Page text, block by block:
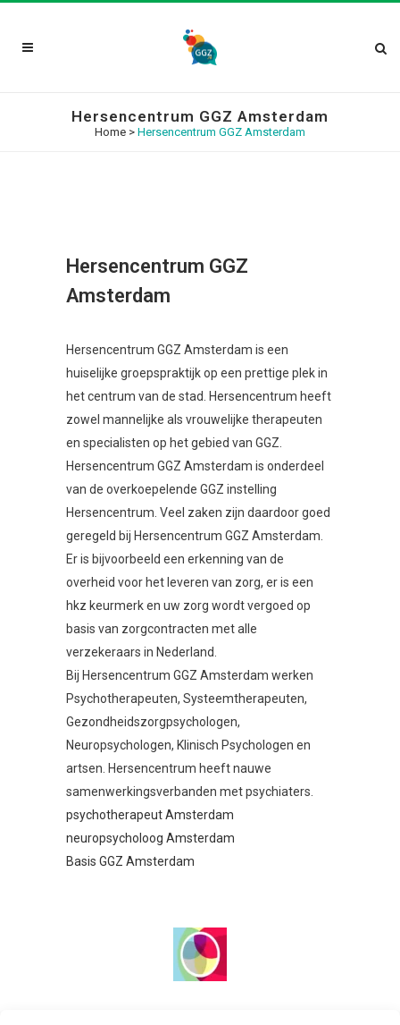
Hersencentrum GGZ Amsterdam
Home > Hersencentrum GGZ Amsterdam
Hersencentrum GGZ
Amsterdam
Hersencentrum GGZ Amsterdam is een
huiselijke groepspraktijk op een prettige plek in
het centrum van de stad. Hersencentrum heeft
zowel mannelijke als vrouwelijke therapeuten
en specialisten op het gebied van GGZ.
Hersencentrum GGZ Amsterdam is onderdeel
van de overkoepelende GGZ instelling
Hersencentrum. Veel zaken zijn daardoor goed
geregeld bij Hersencentrum GGZ Amsterdam.
Er is bijvoorbeeld een erkenning van de
overheid voor het leveren van zorg, er is een
hkz keurmerk en uw zorg wordt vergoed op
basis van zorgcontracten met alle
verzekeraars in Nederland.
Bij Hersencentrum GGZ Amsterdam werken
Psychotherapeuten, Systeemtherapeuten,
Gezondheidszorgpsychologen,
Neuropsychologen, Klinisch Psychologen en
artsen. Hersencentrum heeft nauwe
samenwerkingsverbanden met psychiaters.
psychotherapeut Amsterdam
neuropsycholoog Amsterdam
Basis GGZ Amsterdam